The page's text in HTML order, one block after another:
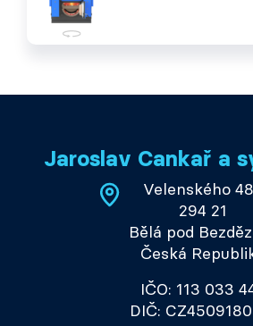
Jaroslav Cankař a
Velenského
294 21
Bělá pod
Česká
IČO: 113 033
DIČ: